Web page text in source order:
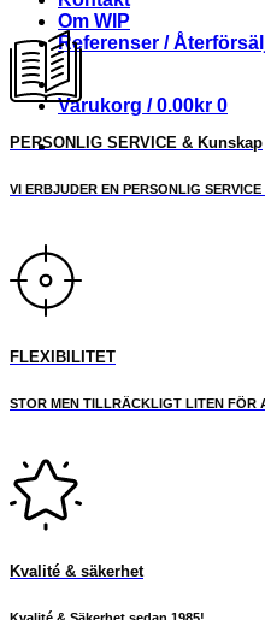
Om WIP
Referenser /
Varukorg /0.00kr 0
PERSONLIG SERVICE & Kunskap
VI ERBJUDER EN PERSONLIG
FLEXIBILITET
STOR MEN TILLRÄCKLIGT LITEN FÖR
Kvalité & säkerhet